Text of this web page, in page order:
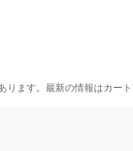
ます。最新の情報はカート